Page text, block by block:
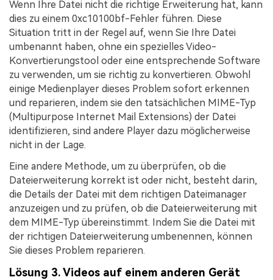
Wenn Ihre Datei nicht die richtige Erweiterung hat, kann
dies zu einem 0xc10100bf-Fehler führen. Diese
Situation tritt in der Regel auf, wenn Sie Ihre Datei
umbenannt haben, ohne ein spezielles Video-
Konvertierungstool oder eine entsprechende Software
zu verwenden, um sie richtig zu konvertieren. Obwohl
einige Medienplayer dieses Problem sofort erkennen
und reparieren, indem sie den tatsächlichen MIME-Typ
(Multipurpose Internet Mail Extensions) der Datei
identifizieren, sind andere Player dazu möglicherweise
nicht in der Lage.
Eine andere Methode, um zu überprüfen, ob die
Dateierweiterung korrekt ist oder nicht, besteht darin,
die Details der Datei mit dem richtigen Dateimanager
anzuzeigen und zu prüfen, ob die Dateierweiterung mit
dem MIME-Typ übereinstimmt. Indem Sie die Datei mit
der richtigen Dateierweiterung umbenennen, können
Sie dieses Problem reparieren.
Lösung 3. Videos auf einem anderen Gerät